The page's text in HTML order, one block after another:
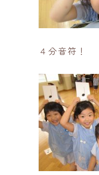
４分音符！